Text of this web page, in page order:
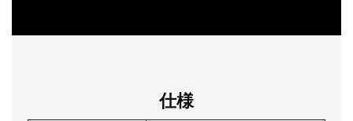
仕様